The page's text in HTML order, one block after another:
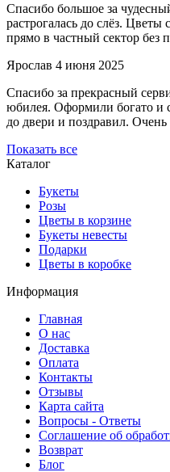
Спасибо большое за
растрогалась до слёз.
прямо в частный сектор без
Ярослав 4 июня 2025
Спасибо за прекрасный
юбилея. Оформили богато и
до двери и поздравил.
Показать все
Каталог
Букеты
Розы
Цветы в корзине
Букеты невесты
Подарки
Цветы в коробке
Информация
Главная
О нас
Доставка
Оплата
Контакты
Отзывы
Карта сайта
Вопросы - Ответы
Соглашение об
Возврат
Блог